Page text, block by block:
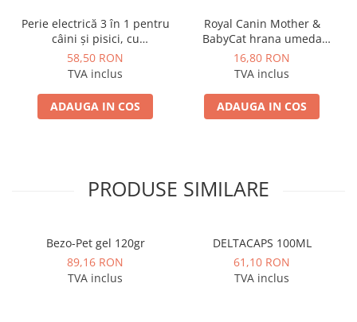
Perie electrică 3 în 1 pentru
câini și pisici, cu
pulverizare fină, masaj,
autocurățare și încărcare
58,50 RON
TVA inclus
ADAUGA IN COS
Royal Canin Mother &
BabyCat hrana umeda
pisica mama si puii pana la
4 luni, 195 g
16,80 RON
TVA inclus
ADAUGA IN COS
PRODUSE SIMILARE
Bezo-Pet gel 120gr
89,16 RON
TVA inclus
DELTACAPS 100ML
61,10 RON
TVA inclus